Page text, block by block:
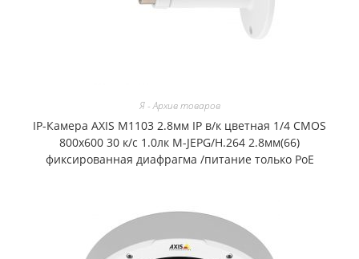
Я - Архив товаров
IP-Камера AXIS M1103 2.8мм IP в/к цветная 1/4 CMOS
800х600 30 к/с 1.0лк M-JEPG/H.264 2.8мм(66)
фиксированная диафрагма /питание только PoE